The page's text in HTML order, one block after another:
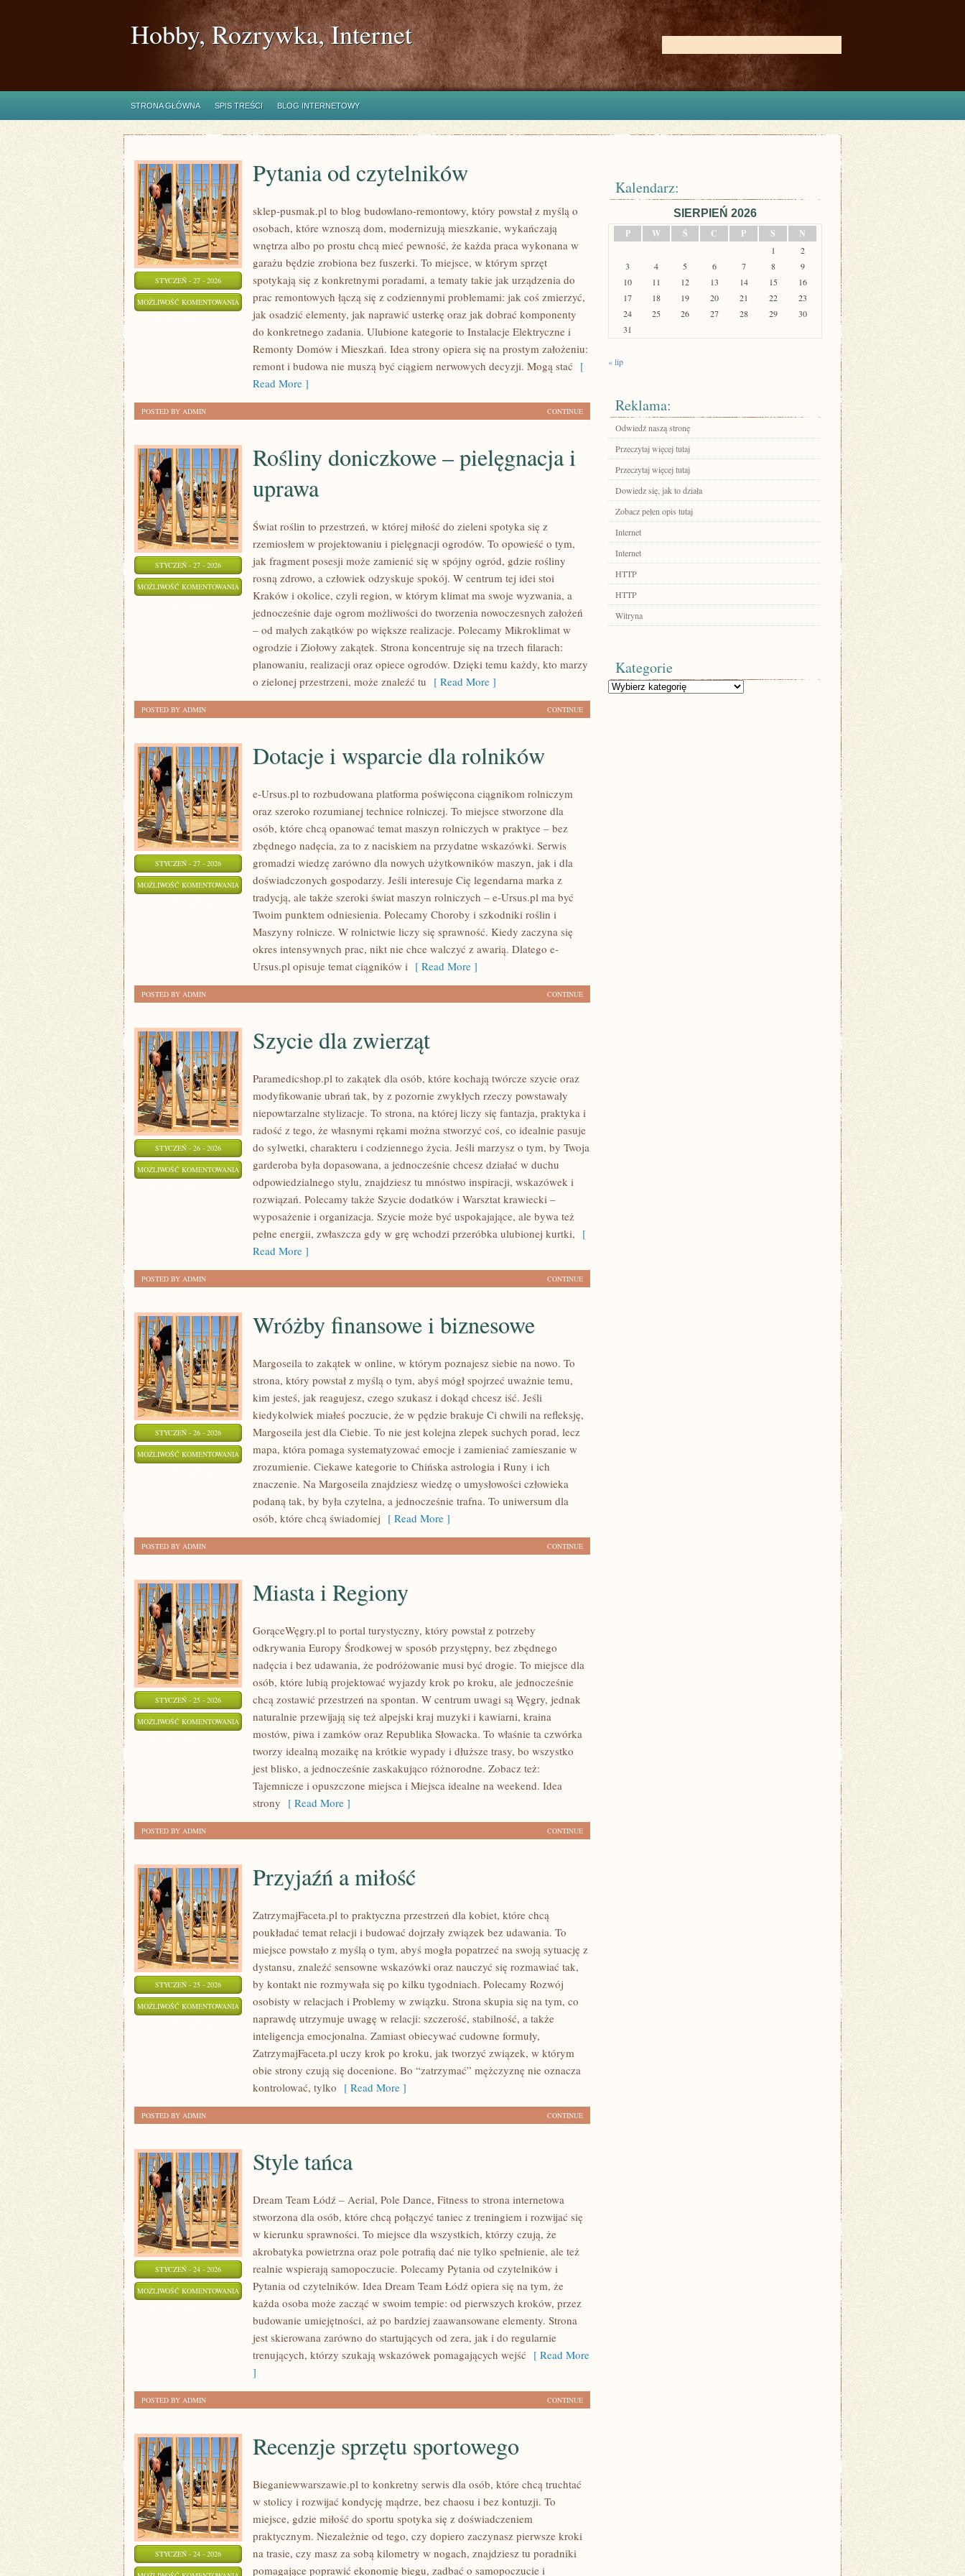
Hobby, Rozrywka, Internet
STRONA GŁÓWNA SPIS TREŚCI BLOG INTERNETOWY
STYCZEŃ - 27 - 2026
MOŻLIWOŚĆ KOMENTOWANIA PYTANIA
CZYTELNIKÓW
Pytania od czytelników
sklep-pusmak.pl to blog budowlano-remontowy, który powstał z myślą o
osobach, które wznoszą dom, modernizują mieszkanie, wykańczają
wnętrza albo po prostu chcą mieć pewność, że każda praca wykonana w
garażu będzie zrobiona bez fuszerki. To miejsce, w którym sprzęt
spotykają się z konkretnymi poradami, a tematy takie jak urządzenia do
prac remontowych łączą się z codziennymi problemami: jak coś zmierzyć,
jak osadzić elementy, jak naprawić usterkę oraz jak dobrać komponenty
do konkretnego zadania. Ulubione kategorie to Instalacje Elektryczne i
Remonty Domów i Mieszkań. Idea strony opiera się na prostym założeniu:
remont i budowa nie muszą być ciągiem nerwowych decyzji. Mogą stać [
Read More ]
CONTINUE
POSTED BY ADMIN
STYCZEŃ - 27 - 2026
MOŻLIWOŚĆ KOMENTOWANIA
Rośliny doniczkowe – pielęgnacja i
uprawa
Świat roślin to przestrzeń, w której miłość do zieleni spotyka się z
rzemiosłem w projektowaniu i pielęgnacji ogrodów. To opowieść o tym,
jak fragment posesji może zamienić się w spójny ogród, gdzie rośliny
rosną zdrowo, a człowiek odzyskuje spokój. W centrum tej idei stoi
Kraków i okolice, czyli region, w którym klimat ma swoje wyzwania, a
jednocześnie daje ogrom możliwości do tworzenia nowoczesnych założeń
– od małych zakątków po większe realizacje. Polecamy Mikroklimat w
ogrodzie i Ziołowy zakątek. Strona koncentruje się na trzech filarach:
planowaniu, realizacji oraz opiece ogrodów. Dzięki temu każdy, kto marzy
o zielonej przestrzeni, może znaleźć tu [ Read More ]
CONTINUE
POSTED BY ADMIN
STYCZEŃ - 27 - 2026
MOŻLIWOŚĆ KOMENTOWANIA DOTACJE
WSPARCIE
ROLNIKÓW
Dotacje i wsparcie dla rolników
e-Ursus.pl to rozbudowana platforma poświęcona ciągnikom rolniczym
oraz szeroko rozumianej technice rolniczej. To miejsce stworzone dla
osób, które chcą opanować temat maszyn rolniczych w praktyce – bez
zbędnego nadęcia, za to z naciskiem na przydatne wskazówki. Serwis
gromadzi wiedzę zarówno dla nowych użytkowników maszyn, jak i dla
doświadczonych gospodarzy. Jeśli interesuje Cię legendarna marka z
tradycją, ale także szeroki świat maszyn rolniczych – e-Ursus.pl ma być
Twoim punktem odniesienia. Polecamy Choroby i szkodniki roślin i
Maszyny rolnicze. W rolnictwie liczy się sprawność. Kiedy zaczyna się
okres intensywnych prac, nikt nie chce walczyć z awarią. Dlatego e-
Ursus.pl opisuje temat ciągników i [ Read More ]
CONTINUE
POSTED BY ADMIN
STYCZEŃ - 26 - 2026
MOŻLIWOŚĆ KOMENTOWANIA SZYCIE
ZWIERZĄT
Szycie dla zwierząt
Paramedicshop.pl to zakątek dla osób, które kochają twórcze szycie oraz
modyfikowanie ubrań tak, by z pozornie zwykłych rzeczy powstawały
niepowtarzalne stylizacje. To strona, na której liczy się fantazja, praktyka i
radość z tego, że własnymi rękami można stworzyć coś, co idealnie pasuje
do sylwetki, charakteru i codziennego życia. Jeśli marzysz o tym, by Twoja
garderoba była dopasowana, a jednocześnie chcesz działać w duchu
odpowiedzialnego stylu, znajdziesz tu mnóstwo inspiracji, wskazówek i
rozwiązań. Polecamy także Szycie dodatków i Warsztat krawiecki –
wyposażenie i organizacja. Szycie może być uspokajające, ale bywa też
pełne energii, zwłaszcza gdy w grę wchodzi przeróbka ulubionej kurtki, [
Read More ]
CONTINUE
POSTED BY ADMIN
STYCZEŃ - 26 - 2026
MOŻLIWOŚĆ KOMENTOWANIA WRÓŻBY
FINANSOWE
BIZNESOWE
Wróżby finansowe i biznesowe
Margoseila to zakątek w online, w którym poznajesz siebie na nowo. To
strona, który powstał z myślą o tym, abyś mógł spojrzeć uważnie temu,
kim jesteś, jak reagujesz, czego szukasz i dokąd chcesz iść. Jeśli
kiedykolwiek miałeś poczucie, że w pędzie brakuje Ci chwili na refleksję,
Margoseila jest dla Ciebie. To nie jest kolejna zlepek suchych porad, lecz
mapa, która pomaga systematyzować emocje i zamieniać zamieszanie w
zrozumienie. Ciekawe kategorie to Chińska astrologia i Runy i ich
znaczenie. Na Margoseila znajdziesz wiedzę o umysłowości człowieka
podaną tak, by była czytelna, a jednocześnie trafna. To uniwersum dla
osób, które chcą świadomiej [ Read More ]
CONTINUE
POSTED BY ADMIN
STYCZEŃ - 25 - 2026
MOŻLIWOŚĆ KOMENTOWANIA MIASTA
REGIONY
Miasta i Regiony
GorąceWęgry.pl to portal turystyczny, który powstał z potrzeby
odkrywania Europy Środkowej w sposób przystępny, bez zbędnego
nadęcia i bez udawania, że podróżowanie musi być drogie. To miejsce dla
osób, które lubią projektować wyjazdy krok po kroku, ale jednocześnie
chcą zostawić przestrzeń na spontan. W centrum uwagi są Węgry, jednak
naturalnie przewijają się też alpejski kraj muzyki i kawiarni, kraina
mostów, piwa i zamków oraz Republika Słowacka. To właśnie ta czwórka
tworzy idealną mozaikę na krótkie wypady i dłuższe trasy, bo wszystko
jest blisko, a jednocześnie zaskakująco różnorodne. Zobacz też:
Tajemnicze i opuszczone miejsca i Miejsca idealne na weekend. Idea
strony [ Read More ]
CONTINUE
POSTED BY ADMIN
STYCZEŃ - 25 - 2026
MOŻLIWOŚĆ KOMENTOWANIA PRZYJAŹŃ
MIŁOŚĆ
Przyjaźń a miłość
ZatrzymajFaceta.pl to praktyczna przestrzeń dla kobiet, które chcą
poukładać temat relacji i budować dojrzały związek bez udawania. To
miejsce powstało z myślą o tym, abyś mogła popatrzeć na swoją sytuację z
dystansu, znaleźć sensowne wskazówki oraz nauczyć się rozmawiać tak,
by kontakt nie rozmywała się po kilku tygodniach. Polecamy Rozwój
osobisty w relacjach i Problemy w związku. Strona skupia się na tym, co
naprawdę utrzymuje uwagę w relacji: szczerość, stabilność, a także
inteligencja emocjonalna. Zamiast obiecywać cudowne formuły,
ZatrzymajFaceta.pl uczy krok po kroku, jak tworzyć związek, w którym
obie strony czują się docenione. Bo “zatrzymać” mężczyznę nie oznacza
kontrolować, tylko [ Read More ]
CONTINUE
POSTED BY ADMIN
STYCZEŃ - 24 - 2026
MOŻLIWOŚĆ KOMENTOWANIA STYLE
TAŃCA
Style tańca
Dream Team Łódź – Aerial, Pole Dance, Fitness to strona internetowa
stworzona dla osób, które chcą połączyć taniec z treningiem i rozwijać się
w kierunku sprawności. To miejsce dla wszystkich, którzy czują, że
akrobatyka powietrzna oraz pole potrafią dać nie tylko spełnienie, ale też
realnie wspierają samopoczucie. Polecamy Pytania od czytelników i
Pytania od czytelników. Idea Dream Team Łódź opiera się na tym, że
każda osoba może zacząć w swoim tempie: od pierwszych kroków, przez
budowanie umiejętności, aż po bardziej zaawansowane elementy. Strona
jest skierowana zarówno do startujących od zera, jak i do regularnie
trenujących, którzy szukają wskazówek pomagających wejść [ Read More
]
CONTINUE
POSTED BY ADMIN
STYCZEŃ - 24 - 2026
Recenzje sprzętu sportowego
Bieganiewwarszawie.pl to konkretny serwis dla osób, które chcą truchtać
w stolicy i rozwijać kondycję mądrze, bez chaosu i bez kontuzji. To
miejsce, gdzie miłość do sportu spotyka się z doświadczeniem
praktycznym. Niezależnie od tego, czy dopiero zaczynasz pierwsze kroki
na trasie, czy masz za sobą kilometry w nogach, znajdziesz tu poradniki
pomagające poprawić ekonomię biegu, zadbać o samopoczucie i
Kalendarz:
SIERPIEŃ 2026
P
W Ś C P S N
1
2
3
4 5 6 7 8
9
10
11 12 13 14 15
16
17
18 19 20 21 22
23
24
25 26 27 28 29
30
31
« lip
Reklama:
Odwiedź naszą stronę
Przeczytaj więcej tutaj
Przeczytaj więcej tutaj
Dowiedz się, jak to działa
Zobacz pełen opis tutaj
Internet
Internet
HTTP
HTTP
Witryna
Kategorie
Kategorie